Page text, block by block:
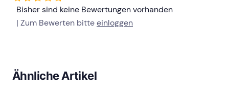
Bisher sind keine Bewertungen vorhanden
| Zum Bewerten bitteeinloggen
Ähnliche Artikel